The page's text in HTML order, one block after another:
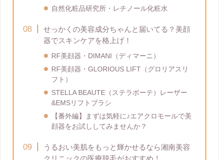
自然化粧品研究所・レチノール化粧水
せっかくの美容成分ちゃんと届いてる？美顔
器でスキンケアを格上げ！
RF美顔器・DIMANI（ディマーニ）
RF美顔器・GLORIOUS LIFT（グロリアスリ
フト）
STELLA BEAUTE（ステラボーテ）レーザー
&EMSリフトブラシ
【番外編】まずは気軽に♪エアクロモールで美
顔器をお試ししてみませんか？
うるおい美肌をもっと輝かせるなら湘南美容